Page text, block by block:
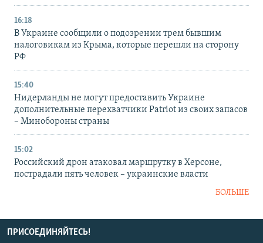
16:18
В Украине сообщили о подозрении трем бывшим
налоговикам из Крыма, которые перешли на сторону
РФ
15:40
Нидерланды не могут предоставить Украине
дополнительные перехватчики Patriot из своих запасов
– Минобороны страны
15:02
Российский дрон атаковал маршрутку в Херсоне,
пострадали пять человек – украинские власти
БОЛЬШЕ
ПРИСОЕДИНЯЙТЕСЬ!